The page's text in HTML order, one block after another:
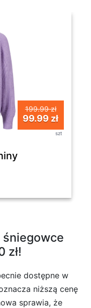
199.99 zł
99.99 zł
szt
śniegowce
zł!
dostępne w
niższą cenę
sprawia, że